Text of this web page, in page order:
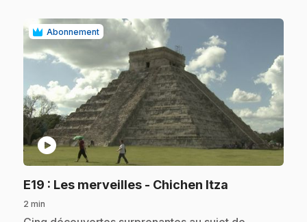
Abonnement
play_circle
E19 : Les merveilles - Chichen Itza
2 min